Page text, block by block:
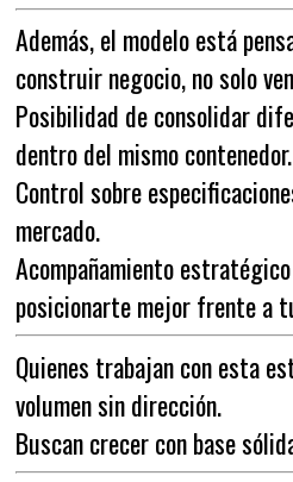
Además, el modelo está
construir negocio, no solo
Posibilidad de consolidar
dentro del mismo contenedor.
Control sobre
mercado.
Acompañamiento
posicionarte mejor frente a
Quienes trabajan con esta
volumen sin dirección.
Buscan crecer con base